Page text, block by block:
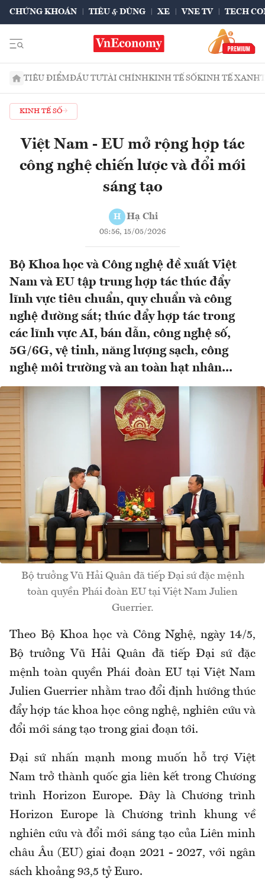
CHỨNG KHOÁN TIÊU & DÙNG XE VNE TV TECH
TIÊU ĐIỂMĐẦU TƯTÀI CHÍNHKINH TẾ SỐKINH TẾ XANH
KINH TẾ SỐ
Việt Nam - EU mở rộng hợp tác
công nghệ chiến lược và đổi mới
sáng tạo
H Hạ Chi
08:56, 15/05/2026
Bộ Khoa học và Công nghệ đề xuất Việt
Nam và EU tập trung hợp tác thúc đẩy
lĩnh vực tiêu chuẩn, quy chuẩn và công
nghệ đường sắt; thúc đẩy hợp tác trong
các lĩnh vực AI, bán dẫn, công nghệ số,
5G/6G, vệ tinh, năng lượng sạch, công
nghệ môi trường và an toàn hạt nhân...
Bộ trưởng Vũ Hải Quân đã tiếp Đại sứ đặc mệnh
toàn quyền Phái đoàn EU tại Việt Nam Julien
Guerrier.
Theo Bộ Khoa học và Công Nghệ, ngày 14/5,
Bộ trưởng Vũ Hải Quân đã tiếp Đại sứ đặc
mệnh toàn quyền Phái đoàn EU tại Việt Nam
Julien Guerrier nhằm trao đổi định hướng thúc
đẩy hợp tác khoa học công nghệ, nghiên cứu và
đổi mới sáng tạo trong giai đoạn tới.
Đại sứ nhấn mạnh mong muốn hỗ trợ Việt
Nam trở thành quốc gia liên kết trong Chương
trình Horizon Europe. Đây là Chương trình
Horizon Europe là Chương trình khung về
nghiên cứu và đổi mới sáng tạo của Liên minh
châu Âu (EU) giai đoạn 2021 - 2027, với ngân
sách khoảng 93,5 tỷ Euro.